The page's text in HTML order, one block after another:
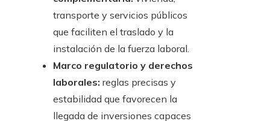
transporte y servicios públicos
que faciliten el traslado y la
instalación de la fuerza laboral.
Marco regulatorio y derechos
laborales: reglas precisas y
estabilidad que favorecen la
llegada de inversiones capaces